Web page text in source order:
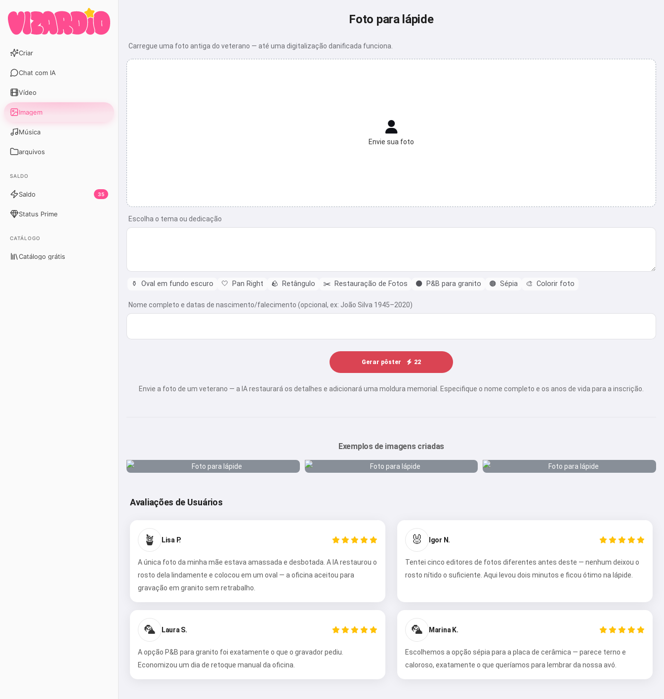
Criar
Chat com IA
Vídeo
Imagem
Música
arquivos
SALDO
Saldo 35
Status Prime
CATÁLOGO
Catálogo grátis
Foto para lápide
Carregue uma foto antiga do veterano — até uma digitalização danificada funciona.
Envie sua foto
Escolha o tema ou dedicação
⚱️ Oval em fundo escuro 🤍 Pan Right 🪨 Retângulo ✂️ Restauração de Fotos ⚫ P&B para granito 🟤 Sépia 🎨 Colorir foto
Nome completo e datas de nascimento/falecimento (opcional, ex: João Silva 1945–2020)
Gerar pôster 22
Envie a foto de um veterano — a IA restaurará os detalhes e adicionará uma moldura memorial. Especifique o nome completo e os anos de vida para a inscrição.
Exemplos de imagens criadas
Avaliações de Usuários
🪴 Lisa P.
A única foto da minha mãe estava amassada e desbotada. A IA restaurou o
rosto dela lindamente e colocou em um oval — a oficina aceitou para
gravação em granito sem retrabalho.
🐰 Igor N.
Tentei cinco editores de fotos diferentes antes deste — nenhum deixou o
rosto nítido o suficiente. Aqui levou dois minutos e ficou ótimo na lápide.
🦜 Laura S.
A opção P&B para granito foi exatamente o que o gravador pediu.
Economizou um dia de retoque manual da oficina.
🦜 Marina K.
Escolhemos a opção sépia para a placa de cerâmica — parece terno e
caloroso, exatamente o que queríamos para lembrar da nossa avó.